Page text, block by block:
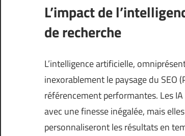
L’impact de
de recherche
L’intelligence artificielle,
inexorablement le paysage du SEO (
référencement performantes. Les
avec une finesse inégalée, mais
personnaliseront les résultats en